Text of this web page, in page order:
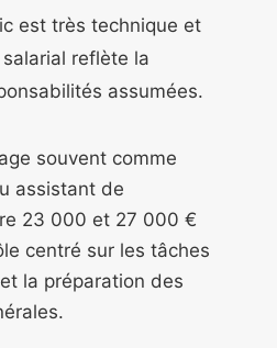
est très technique et
salarial reflète la
assumées.
souvent comme
assistant de
23 000 et 27 000 €
centré sur les tâches
la préparation des